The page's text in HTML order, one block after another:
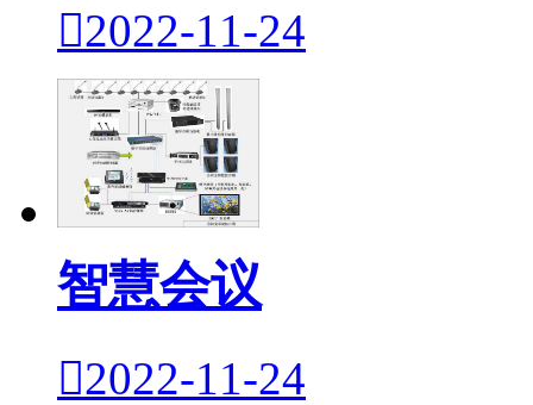
2022-11-24
智慧会议
2022-11-24